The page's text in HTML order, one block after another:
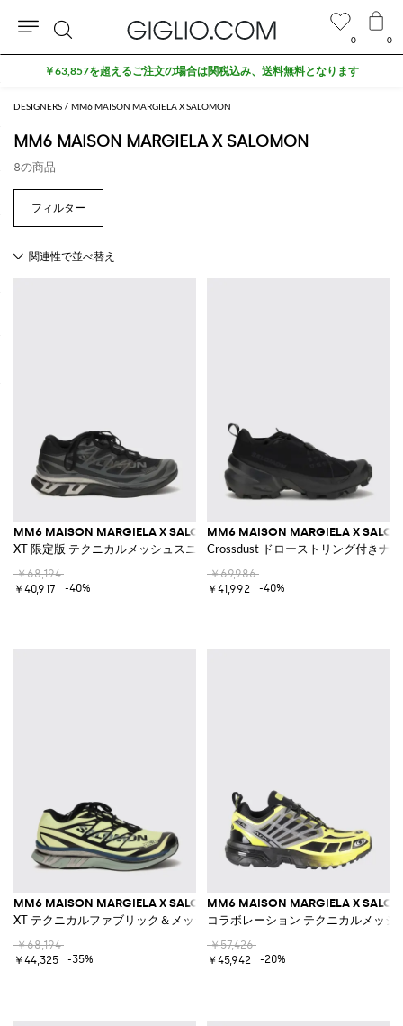
DESIGNERS MM6 MAISON MARGIELA X SALOMON
MM6 MAISON MARGIELA X SALOMON
8の商品
MM6 MAISON MARGIELA X SALOMON
XT 限定版 テクニカルメッシュスニーカー
￥68,194
￥40,917
-40%
MM6 MAISON MARGIELA X
Crossdust ドローストリング付きナ
￥69,986
￥41,992
-40%
MM6 MAISON MARGIELA X SALOMON
XT テクニカルファブリック＆メッシュ ロートップスニーカー
￥68,194
￥44,325
-35%
MM6 MAISON MARGIELA X
コラボレーション テクニカルメッシ
￥57,426
￥45,942
-20%
0 0
検
索
￥63,857を超えるご注文の場合は関税込み、送料無料となります